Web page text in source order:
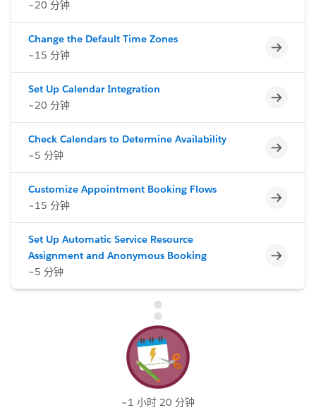
~20 分钟
Change the Default Time Zones
~15 分钟
不完整
Set Up Calendar Integration
~20 分钟
不完整
Check Calendars to Determine Availability
~5 分钟
不完整
Customize Appointment Booking Flows
~15 分钟
不完整
Set Up Automatic Service Resource
Assignment and Anonymous Booking
~5 分钟
不完整
~1 小时 20 分钟